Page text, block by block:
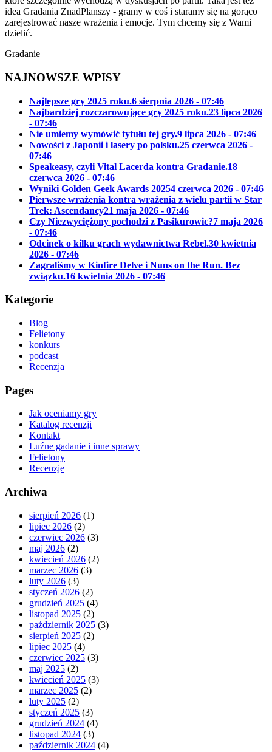
idea Gradania ZnadPlanszy - gramy w coś i staramy się na gorąco
zarejestrować nasze wrażenia i emocje. Tym chcemy się z Wami
dzielić.
Gradanie
NAJNOWSZE WPISY
Najlepsze gry 2025 roku.6 sierpnia 2026 - 07:46
Najbardziej rozczarowujące gry 2025 roku.23 lipca 2026
- 07:46
Nie umiemy wymówić tytułu tej gry.9 lipca 2026 - 07:46
Nowości z Japonii i lasery po polsku.25 czerwca 2026 -
07:46
Speakeasy, czyli Vital Lacerda kontra Gradanie.18
czerwca 2026 - 07:46
Wyniki Golden Geek Awards 20254 czerwca 2026 - 07:46
Pierwsze wrażenia kontra wrażenia z wielu partii w Star
Trek: Ascendancy21 maja 2026 - 07:46
Czy Niezwyciężony pochodzi z Pasikurowic?7 maja 2026
- 07:46
Odcinek o kilku grach wydawnictwa Rebel.30 kwietnia
2026 - 07:46
Zagraliśmy w Kinfire Delve i Nuns on the Run. Bez
związku.16 kwietnia 2026 - 07:46
Kategorie
Blog
Felietony
konkurs
podcast
Recenzja
Pages
Jak oceniamy gry
Katalog recenzji
Kontakt
Luźne gadanie i inne sprawy
Felietony
Recenzje
Archiwa
sierpień 2026 (1)
lipiec 2026 (2)
czerwiec 2026 (3)
maj 2026 (2)
kwiecień 2026 (2)
marzec 2026 (3)
luty 2026 (3)
styczeń 2026 (2)
grudzień 2025 (4)
listopad 2025 (2)
październik 2025 (3)
sierpień 2025 (2)
lipiec 2025 (4)
czerwiec 2025 (3)
maj 2025 (2)
kwiecień 2025 (3)
marzec 2025 (2)
luty 2025 (2)
styczeń 2025 (3)
grudzień 2024 (4)
listopad 2024 (3)
październik 2024 (4)